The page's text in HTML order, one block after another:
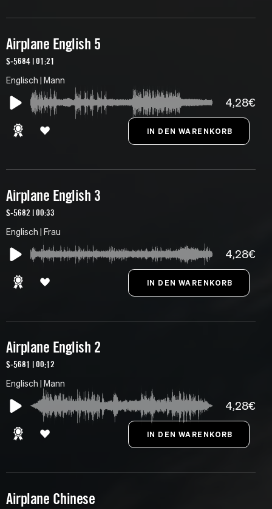
Airplane English 5
S-5684 | 01:21
Englisch | Mann
4,28€
Airplane English 3
S-5682 | 00:33
Englisch | Frau
4,28€
Airplane English 2
S-5681 | 00:12
Englisch | Mann
4,28€
Airplane Chinese